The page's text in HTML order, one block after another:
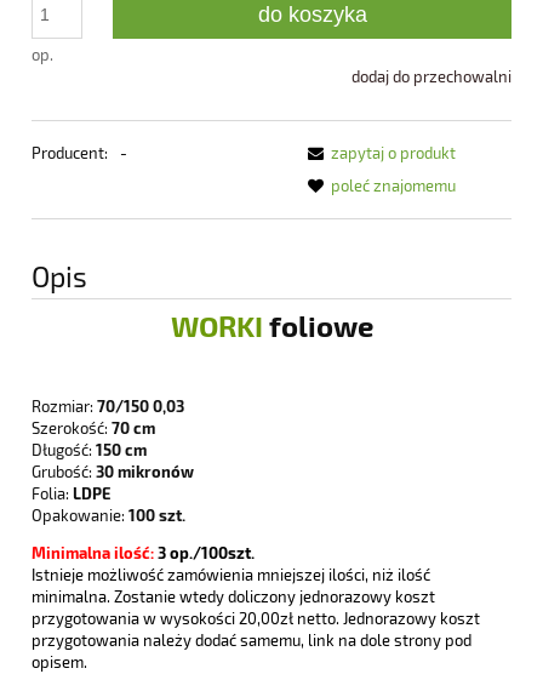
op.
do koszyka
dodaj do przechowalni
Producent: -
zapytaj o produkt
poleć znajomemu
Opis
WORKI foliowe
Rozmiar: 70/150 0,03
Szerokość: 70 cm
Długość: 150 cm
Grubość: 30 mikronów
Folia: LDPE
Opakowanie: 100 szt.
Minimalna ilość: 3 op./100szt.
Istnieje możliwość zamówienia mniejszej ilości, niż ilość
minimalna. Zostanie wtedy doliczony jednorazowy koszt
przygotowania w wysokości 20,00zł netto. Jednorazowy koszt
przygotowania należy dodać samemu, link na dole strony pod
opisem.